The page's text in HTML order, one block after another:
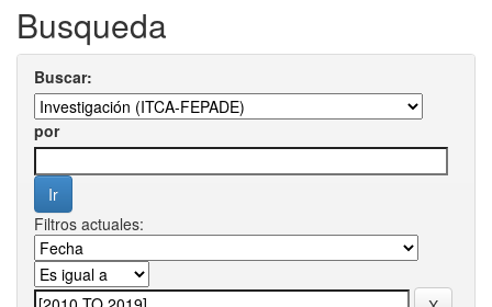
Busqueda
Buscar:
por
Filtros actuales: